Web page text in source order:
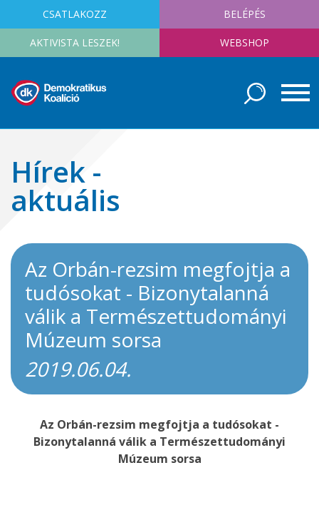
CSATLAKOZZ BELÉPÉS
AKTIVISTA LESZEK! WEBSHOP
Hírek -
aktuális
Az Orbán-rezsim megfojtja a
tudósokat - Bizonytalanná
válik a Természettudományi
Múzeum sorsa
2019.06.04.
Az Orbán-rezsim megfojtja a tudósokat -
Bizonytalanná válik a Természettudományi
Múzeum sorsa